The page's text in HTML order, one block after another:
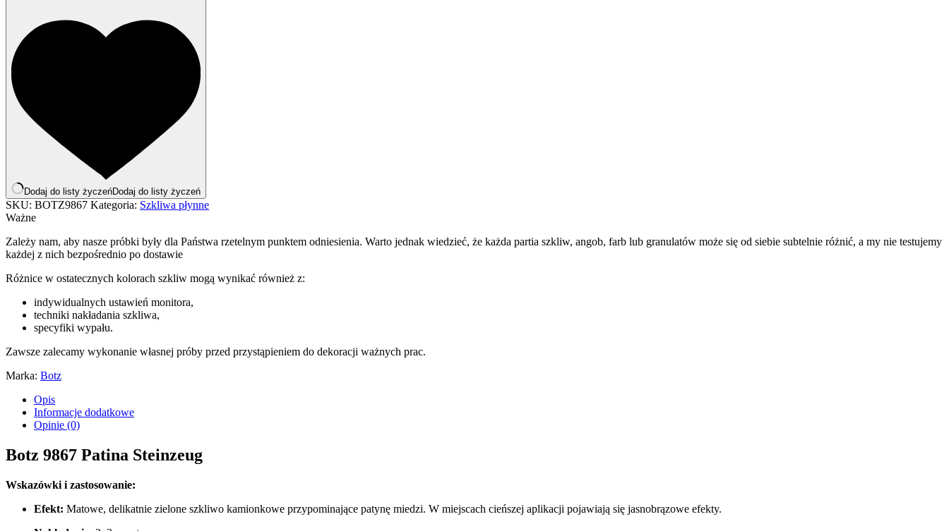
Dodaj do listy życzeńDodaj do listy życzeń
SKU: BOTZ9867 Kategoria: Szkliwa płynne
Ważne
Zależy nam, aby nasze próbki były dla Państwa rzetelnym punktem odniesienia. Warto jednak wiedzieć, że każda partia szkliw, angob, farb lub granulatów może się od siebie subtelnie różnić, a my nie testujemy
każdej z nich bezpośrednio po dostawie
Różnice w ostatecznych kolorach szkliw mogą wynikać również z:
indywidualnych ustawień monitora,
techniki nakładania szkliwa,
specyfiki wypału.
Zawsze zalecamy wykonanie własnej próby przed przystąpieniem do dekoracji ważnych prac.
Marka: Botz
Opis
Informacje dodatkowe
Opinie (0)
Botz 9867 Patina Steinzeug
Wskazówki i zastosowanie:
Efekt: Matowe, delikatnie zielone szkliwo kamionkowe przypominające patynę miedzi. W miejscach cieńszej aplikacji pojawiają się jasnobrązowe efekty.